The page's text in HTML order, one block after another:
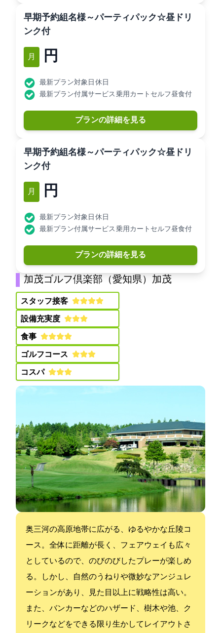
[早期予約]3組10名様～パーティパック☆昼ドリ
ンク付
2月 14,580円
最新プラン対象日: 休日
最新プラン付属サービス: 乗用カートセルフ昼食付
プランの詳細を見る
[早期予約]3組10名様～パーティパック☆昼ドリ
ンク付
2月 16,080円
最新プラン対象日: 休日
最新プラン付属サービス: 乗用カートセルフ昼食付
プランの詳細を見る
加茂ゴルフ倶楽部（愛知県）(加茂GC)
スタッフ接客:
設備充実度:
食事:
ゴルフコース:
コスパ:
奥三河の高原地帯に広がる、ゆるやかな丘陵コ
ース。全体に距離が長く、フェアウェイも広々
としているので、のびのびしたプレーが楽しめ
る。しかし、自然のうねりや微妙なアンジュレ
ーションがあり、見た目以上に戦略性は高い。
また、バンカーなどのハザード、樹木や池、ク
リークなどをできる限り生かしてレイアウトさ